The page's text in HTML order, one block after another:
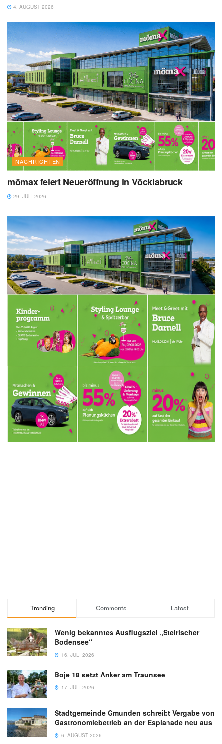
4. AUGUST 2026
NACHRICHTEN
mömax feiert Neueröffnung in Vöcklabruck
29. JULI 2026
Trending Comments Latest
Wenig bekanntes Ausflugsziel „Steirischer
Bodensee“
16. JULI 2026
Boje 18 setzt Anker am Traunsee
17. JULI 2026
Stadtgemeinde Gmunden schreibt Vergabe von
Gastronomiebetrieb an der Esplanade neu aus
6. AUGUST 2026